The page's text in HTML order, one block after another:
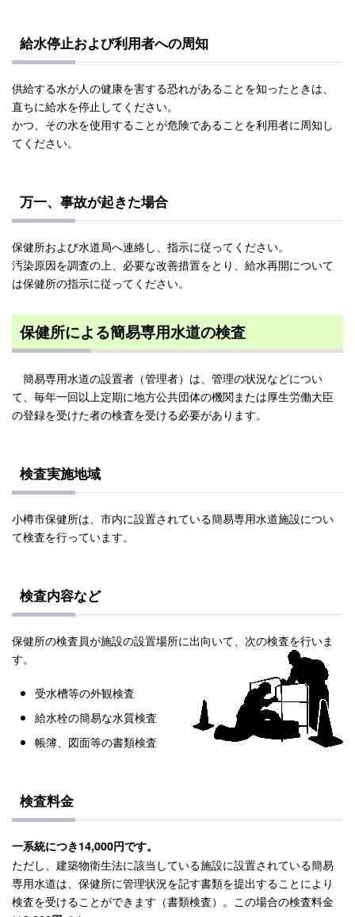
給水停止および利用者への周知
供給する水が人の健康を害する恐れがあることを知ったときは、
直ちに給水を停止してください。
かつ、その水を使用することが危険であることを利用者に周知し
てください。
万一、事故が起きた場合
保健所および水道局へ連絡し、指示に従ってください。
汚染原因を調査の上、必要な改善措置をとり、給水再開について
は保健所の指示に従ってください。
保健所による簡易専用水道の検査
簡易専用水道の設置者（管理者）は、管理の状況などについ
て、毎年一回以上定期に地方公共団体の機関または厚生労働大臣
の登録を受けた者の検査を受ける必要があります。
検査実施地域
小樽市保健所は、市内に設置されている簡易専用水道施設につい
て検査を行っています。
検査内容など
保健所の検査員が施設の設置場所に出向いて、次の検査を行いま
す。
受水槽等の外観検査
給水栓の簡易な水質検査
帳簿、図面等の書類検査
検査料金
一系統につき14,000円です。
ただし、建築物衛生法に該当している施設に設置されている簡易
専用水道は、保健所に管理状況を記す書類を提出することにより
検査を受けることができます（書類検査）。この場合の検査料金